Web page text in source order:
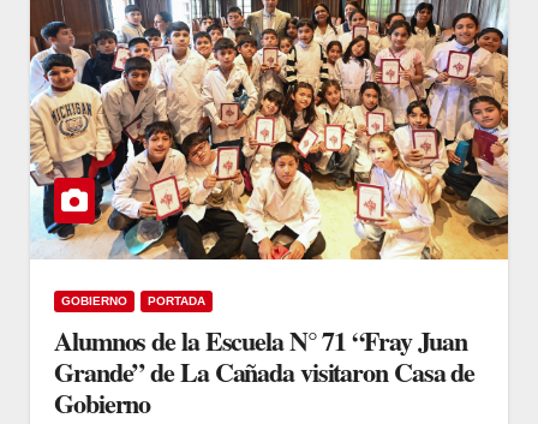
GOBIERNO PORTADA
Alumnos de la Escuela N° 71 “Fray Juan
Grande” de La Cañada visitaron Casa de
Gobierno